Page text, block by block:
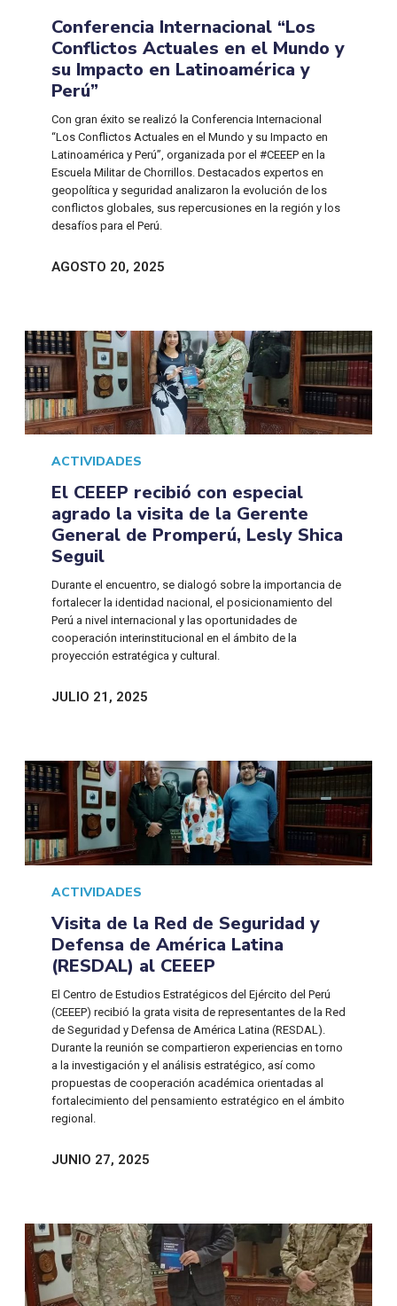
Conferencia Internacional “Los
Conflictos Actuales en el Mundo y
su Impacto en Latinoamérica y
Perú”
Con gran éxito se realizó la Conferencia Internacional
“Los Conflictos Actuales en el Mundo y su Impacto en
Latinoamérica y Perú”, organizada por el #CEEEP en la
Escuela Militar de Chorrillos. Destacados expertos en
geopolítica y seguridad analizaron la evolución de los
conflictos globales, sus repercusiones en la región y los
desafíos para el Perú.
AGOSTO 20, 2025
ACTIVIDADES
El CEEEP recibió con especial
agrado la visita de la Gerente
General de Promperú, Lesly Shica
Seguil
Durante el encuentro, se dialogó sobre la importancia de
fortalecer la identidad nacional, el posicionamiento del
Perú a nivel internacional y las oportunidades de
cooperación interinstitucional en el ámbito de la
proyección estratégica y cultural.
JULIO 21, 2025
ACTIVIDADES
Visita de la Red de Seguridad y
Defensa de América Latina
(RESDAL) al CEEEP
El Centro de Estudios Estratégicos del Ejército del Perú
(CEEEP) recibió la grata visita de representantes de la Red
de Seguridad y Defensa de América Latina (RESDAL).
Durante la reunión se compartieron experiencias en torno
a la investigación y el análisis estratégico, así como
propuestas de cooperación académica orientadas al
fortalecimiento del pensamiento estratégico en el ámbito
regional.
JUNIO 27, 2025